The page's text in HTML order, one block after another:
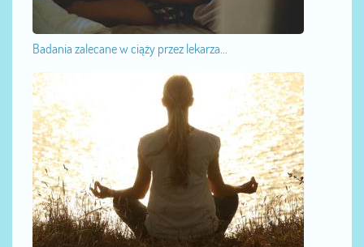
Badania zalecane w ciąży przez lekarza...